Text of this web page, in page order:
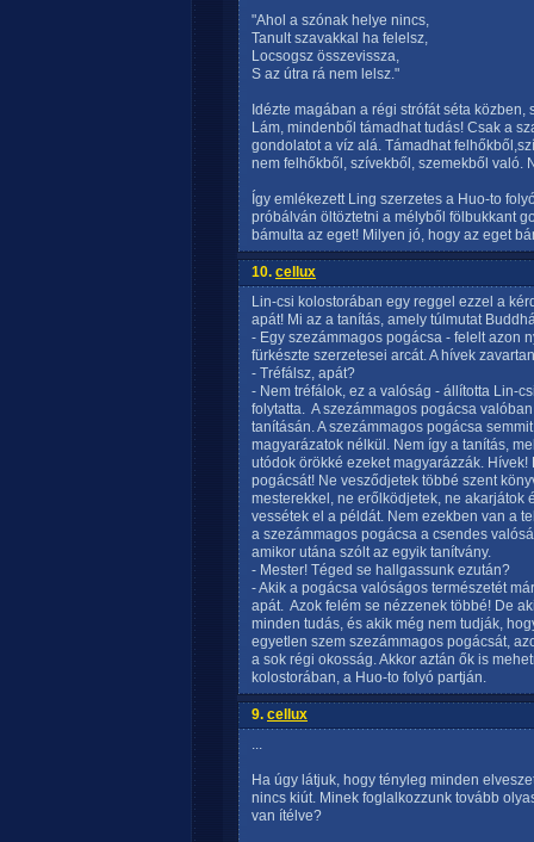
"Ahol a szónak helye nincs,
Tanult szavakkal ha felelsz,
Locsogsz összevissza,
S az útra rá nem lelsz."
Idézte magában a régi strófát séta
Lám, mindenből támadhat tudás! Csak a
gondolatot a víz alá. Támadhat
nem felhőkből, szívekből, szemekből való.
Így emlékezett Ling szerzetes a Huo-to
próbálván öltöztetni a mélyből fölbukkant
bámulta az eget! Milyen jó, hogy az eget
10. cellux
Lin-csi kolostorában egy reggel ezzel a
apát! Mi az a tanítás, amely túlmutat
- Egy szezámmagos pogácsa - felelt azon
fürkészte szerzetesei arcát. A hívek
- Tréfálsz, apát?
- Nem tréfálok, ez a valóság - állította Lin-
folytatta.  A szezámmagos pogácsa
tanításán. A szezámmagos pogácsa
magyarázatok nélkül. Nem így a tanítás,
utódok örökké ezeket magyarázzák.
pogácsát! Ne vesződjetek többé szent
mesterekkel, ne erőlködjetek, ne akarjátok
vessétek el a példát. Nem ezekben van a
a szezámmagos pogácsa a csendes
amikor utána szólt az egyik tanítvány.
- Mester! Téged se hallgassunk ezután?
- Akik a pogácsa valóságos természetét
apát.  Azok felém se nézzenek többé! De
minden tudás, és akik még nem tudják,
egyetlen szem szezámmagos pogácsát,
a sok régi okosság. Akkor aztán ők is
kolostorában, a Huo-to folyó partján.
9. cellux
...
Ha úgy látjuk, hogy tényleg minden
nincs kiút. Minek foglalkozzunk tovább
van ítélve?